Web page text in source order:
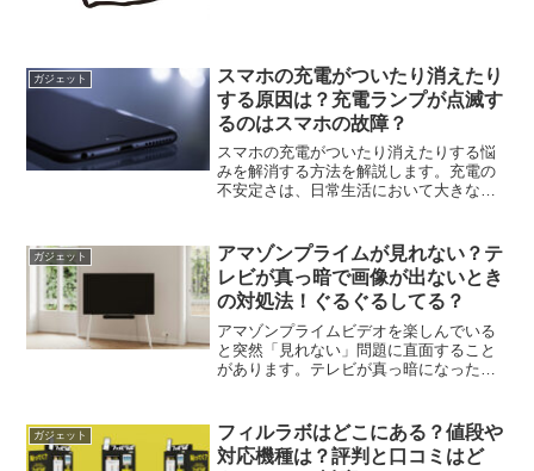
ガジェット
スマホの充電がついたり消えたり
する原因は？充電ランプが点滅す
るのはスマホの故障？
スマホの充電がついたり消えたりする悩
みを解消する方法を解説します。充電の
不安定さは、日常生活において大きなス
記事では、接触不良やケーブルの問題、
バッテリー劣化などの具体的な対策を紹
介し、快適なスマートフォンライフを取
り戻すための知識を提供します。充電ト
ラブルに悩む方必見の内容です。
ガジェット
アマゾンプライムが見れない？テ
レビが真っ暗で画像が出ないとき
の対処法！ぐるぐるしてる？
アマゾンプライムビデオを楽しんでいる
と突然「見れない」問題に直面すること
があります。テレビが真っ暗になった
事ではこれらの具体的な問題に対処する
ための方法を詳しく解説します。問題の
原因を理解し効果的な解決策を見つける
ガジェット
フィルラボはどこにある？値段や
対応機種は？評判と口コミはど